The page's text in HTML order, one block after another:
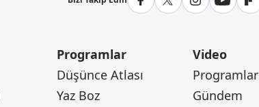
Programlar
Düşünce Atlası
Yaz Boz
Video
Programlar
Gündem